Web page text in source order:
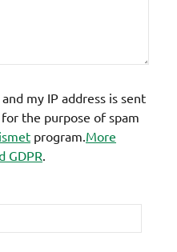
my IP address is sent
the purpose of spam
program.More
GDPR.